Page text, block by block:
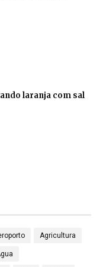
laranja com sal
Agricultura